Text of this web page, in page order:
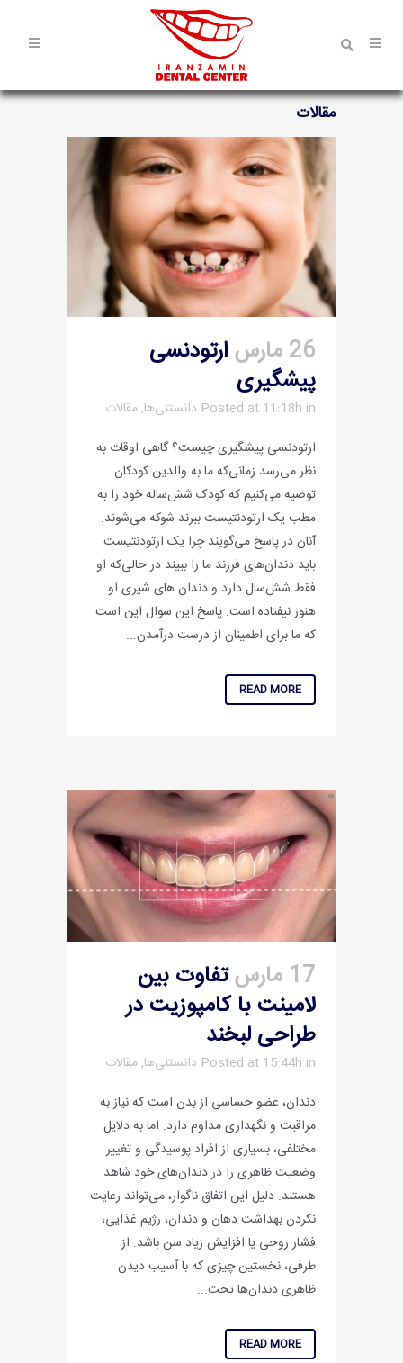
مقالات
26 مارس
ارتودنسی
پیشگیری
Posted at 11:18h in دانستنی‌ها,مقالات
ارتودنسی پیشگیری چیست؟ گاهی اوقات به
نظر می‌رسد زمانی‌که ما به والدین کودکان
توصیه می‌کنیم که کودک شش‌ساله خود را به
مطب یک ارتودنتیست ببرند شوکه می‌شوند.
آنان در پاسخ می‌گویند چرا یک ارتودنتیست
باید دندان‌های فرزند ما را ببیند در حالی‌که او
فقط شش‌سال دارد و دندان های شیری او
هنوز نیفتاده است. پاسخ این سوال این است
که ما برای اطمینان از درست درآمدن...
READ MORE
17 مارس
تفاوت بین
لامینت با کامپوزیت در
طراحی لبخند
Posted at 15:44h in دانستنی‌ها,مقالات
دندان، عضو حساسی از بدن است که نیاز به
مراقبت و نگهداری مداوم دارد. اما به دلایل
مختلفی، بسیاری از افراد پوسیدگی و تغییر
وضعیت ظاهری را در دندان‌های خود شاهد
هستند. دلیل این اتفاق ناگوار، می‌تواند رعایت
نکردن بهداشت دهان و دندان، رژیم غذایی،
فشار روحی یا افزایش زیاد سن باشد. از
طرفی، ‌نخستین چیزی که با آسیب دیدن
ظاهری دندان‌ها تحت...
READ MORE